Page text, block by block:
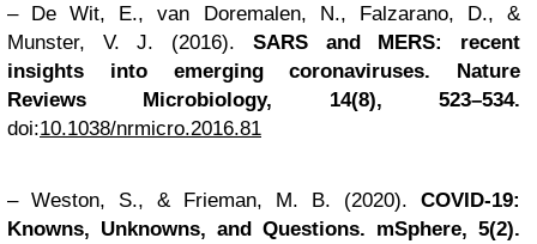
– De Wit, E., van Doremalen, N., Falzarano, D., &
Munster, V. J. (2016). SARS and MERS: recent
insights into emerging coronaviruses. Nature
Reviews Microbiology, 14(8), 523–534.
doi:10.1038/nrmicro.2016.81
– Weston, S., & Frieman, M. B. (2020). COVID-19:
Knowns, Unknowns, and Questions. mSphere, 5(2).